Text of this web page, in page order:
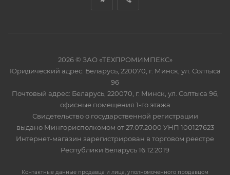
2026 © ЗАО «ТЕХПРОМИМПЕКС»
Юридический адрес: Беларусь, 220070, г. Минск, ул. Солтыса
96
Почтовый адрес: Беларусь, 220070, г. Минск, ул. Солтыса 96,
офисные помещения 1-го этажа
Свидетельство о государственной регистрации
выдано Мингорисполкомом от 27.07.2000 УНП 100127623
Интернет-магазин зарегистрирован в торговом реестре
Республики Беларусь 16.12.2019
Контактные данные продавца и лица, уполномоченного продавцом